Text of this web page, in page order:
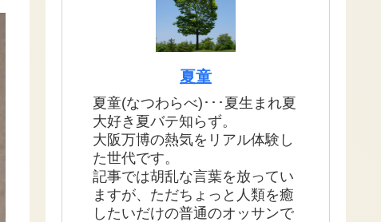
夏童
夏童(なつわらべ)･･･夏生まれ夏
大好き夏バテ知らず。
大阪万博の熱気をリアル体験し
た世代です。
記事では胡乱な言葉を放ってい
ますが、ただちょっと人類を癒
したいだけの普通のオッサンで